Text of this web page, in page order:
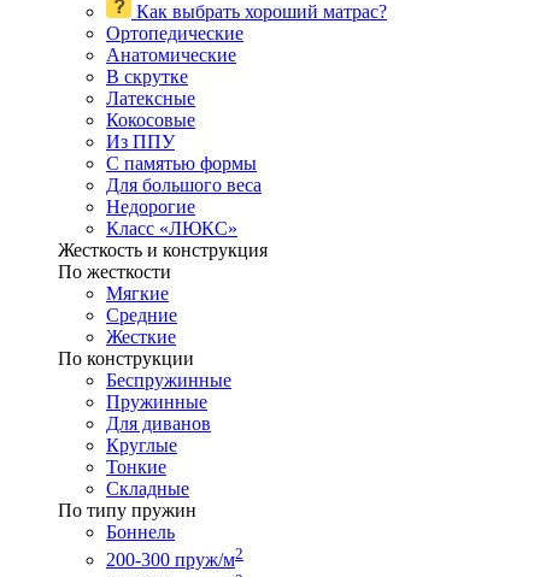
Как выбрать хороший матрас?
Ортопедические
Анатомические
В скрутке
Латексные
Кокосовые
Из ППУ
С памятью формы
Для большого веса
Недорогие
Класс «ЛЮКС»
Жесткость и конструкция
По жесткости
Мягкие
Средние
Жесткие
По конструкции
Беспружинные
Пружинные
Для диванов
Круглые
Тонкие
Складные
По типу пружин
Боннель
200-300 пруж/м2